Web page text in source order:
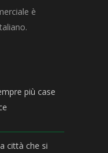
è
più case
città che si